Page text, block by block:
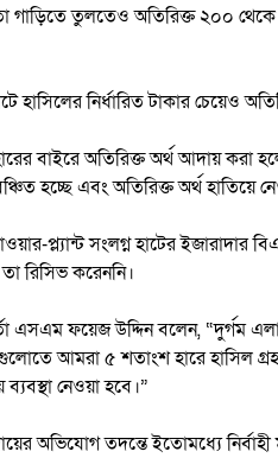
গাড়িতে তুলতেও অতিরিক্ত ২০০
নির্ধারিত টাকার চেয়েও
বাইরে অতিরিক্ত অর্থ আদায় করা
হচ্ছে এবং অতিরিক্ত অর্থ হাতিয়ে
প্ল্যান্ট সংলগ্ন হাটের
রিসিভ করেননি।
এসএম ফয়েজ উদ্দিন বলেন, “দুর্গম
আমরা ৫ শতাংশ হারে হাসিল
নেওয়া হবে।”
অভিযোগ তদন্তে ইতোমধ্যে নির্বাহী